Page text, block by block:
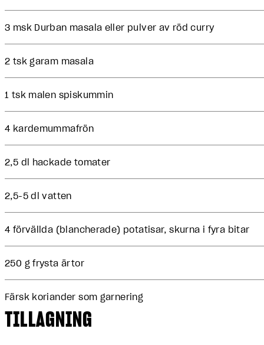
3 msk Durban masala eller pulver av röd curry
2 tsk garam masala
1 tsk malen spiskummin
4 kardemummafrön
2,5 dl hackade tomater
2,5-5 dl vatten
4 förvällda (blancherade) potatisar, skurna i fyra bitar
250 g frysta ärtor
Färsk koriander som garnering
TILLAGNING